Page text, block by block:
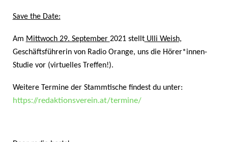
Save the Date:
Am Mittwoch 29. September 2021 stelltUlli Weish,
Geschäftsführerin von Radio Orange, uns die Hörer*innen-
Studie vor (virtuelles Treffen!).
Weitere Termine der Stammtische findest du unter:
https://redaktionsverein.at/termine/